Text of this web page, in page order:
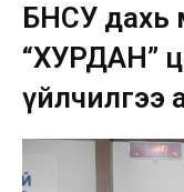
БНСУ дахь
“ХУРДАН”
үйлчилгээ